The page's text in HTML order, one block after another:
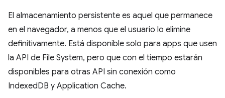
El almacenamiento persistente es aquel que permanece
en el navegador, a menos que el usuario lo elimine
definitivamente. Está disponible solo para apps que usen
la API de File System, pero que con el tiempo estarán
disponibles para otras API sin conexión como
IndexedDB y Application Cache.